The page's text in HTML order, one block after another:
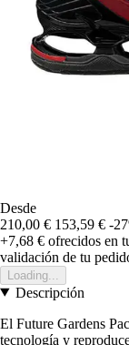
Desde
210,00 € 153,59 € -
+7,68 € ofrecidos en
validación de tu
Loading...
Descripción
El Future Gardens
tecnología y